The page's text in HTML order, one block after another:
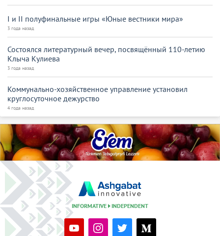
I и II полуфинальные игры «Юные вестники мира»
3 года назад
Состоялся литературный вечер, посвящённый 110-летию
Клыча Кулиева
3 года назад
Коммунально-хозяйственное управление установил
круглосуточное дежурство
4 года назад
INFORMATIVE INDEPENDENT